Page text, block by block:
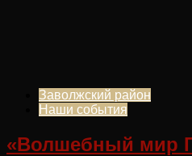
Заволжский район
Наши события
«Волшебный мир